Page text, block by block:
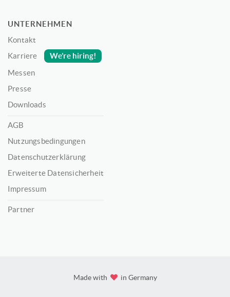
UNTERNEHMEN
Kontakt
Karriere
We’re hiring!
Messen
Presse
Downloads
AGB
Nutzungsbedingungen
Datenschutzerklärung
Erweiterte Datensicherheit
Impressum
Partner
Made with in Germany